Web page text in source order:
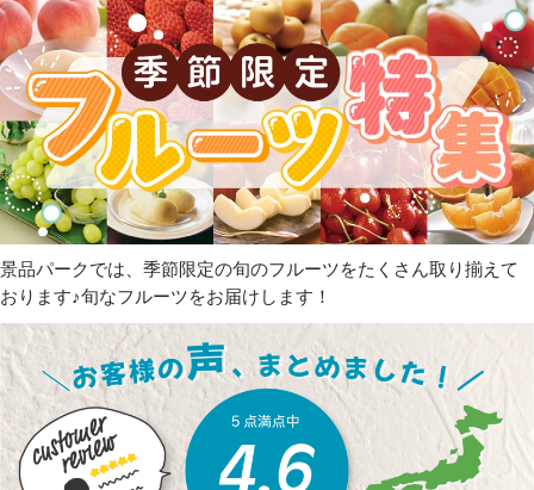
景品パークでは、季節限定の旬のフルーツをたくさん取り揃えて
おります♪旬なフルーツをお届けします！